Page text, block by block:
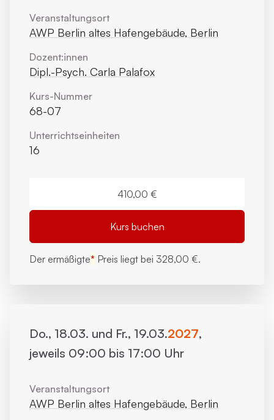
Veranstaltungsort
AWP Berlin altes Hafengebäude, Berlin
Dozent:innen
Dipl.-Psych. Carla Palafox
Kurs-Nummer
68-07
Unterrichts­einheiten
16
410,00 €
Kurs buchen
Der ermäßigte* Preis liegt bei 328,00 €.
Do., 18.03. und Fr., 19.03.2027,
jeweils 09:00 bis 17:00 Uhr
Veranstaltungsort
AWP Berlin altes Hafengebäude, Berlin